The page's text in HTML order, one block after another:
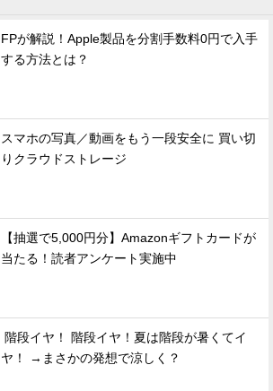
FPが解説！Apple製品を分割手数料0円で入手
する方法とは？
スマホの写真／動画をもう一段安全に 買い切
りクラウドストレージ
【抽選で5,000円分】Amazonギフトカードが
当たる！読者アンケート実施中
階段イヤ！ 階段イヤ！夏は階段が暑くてイ
ヤ！ →まさかの発想で涼しく？